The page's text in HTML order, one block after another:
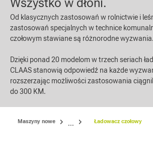
Od klasycznych zastosowań w rolnictwie i
zastosowań specjalnych w technice
czołowym stawiane są różnorodne wyzwania.
Dzięki ponad 20 modelom w trzech seriach
CLAAS stanowią odpowiedź na każde
rozszerzając możliwości zastosowania
do 300 KM.
Maszyny nowe ... Ładowacz czołowy